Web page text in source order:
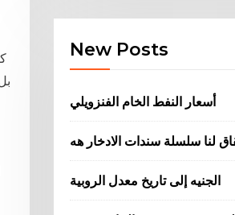
New Posts
أسعار النفط الخام الفنزويلي
لنا سلسلة سندات الادخار هه
الجنيه إلى تاريخ معدل الروبية